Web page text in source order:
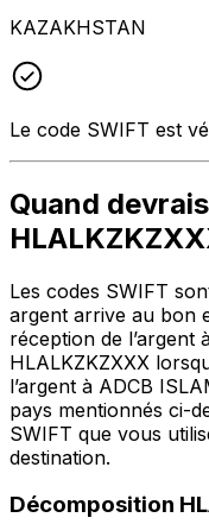
KAZAKHSTAN
Le code SWIFT est
Quand
Les codes SWIFT
argent arrive au bon
réception de l’argent
HLALKZKZXXX
l’argent à ADCB
pays mentionnés ci-
SWIFT que vous
destination.
Décomposition